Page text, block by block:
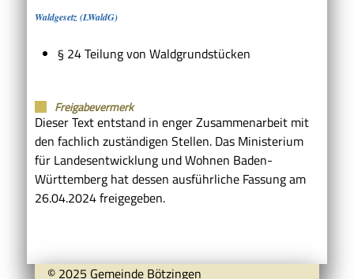
Waldgesetz (LWaldG)
§ 24Teilung von Waldgrundstücken
Freigabevermerk
Dieser Text entstand in enger Zusammenarbeit mit
den fachlich zuständigen Stellen. Das Ministerium
für Landesentwicklung und Wohnen Baden-
Württemberg hat dessen ausführliche Fassung am
26.04.2024 freigegeben.
© 2025 Gemeinde Bötzingen